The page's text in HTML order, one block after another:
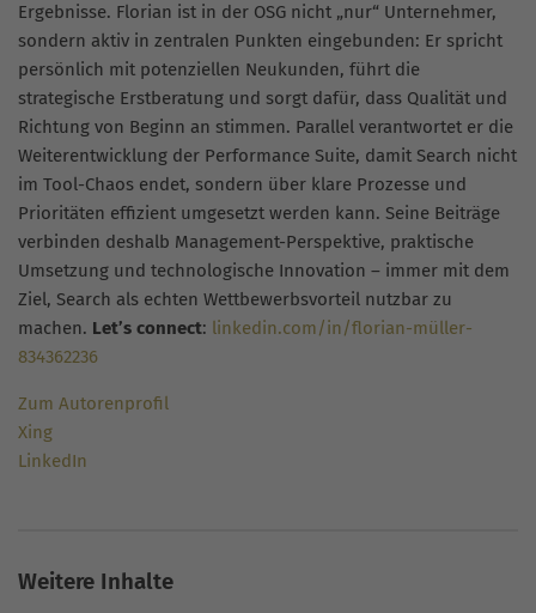
Ergebnisse. Florian ist in der OSG nicht „nur“ Unternehmer,
sondern aktiv in zentralen Punkten eingebunden: Er spricht
persönlich mit potenziellen Neukunden, führt die
strategische Erstberatung und sorgt dafür, dass Qualität und
Richtung von Beginn an stimmen. Parallel verantwortet er die
Weiterentwicklung der Performance Suite, damit Search nicht
im Tool-Chaos endet, sondern über klare Prozesse und
Prioritäten effizient umgesetzt werden kann. Seine Beiträge
verbinden deshalb Management-Perspektive, praktische
Umsetzung und technologische Innovation – immer mit dem
Ziel, Search als echten Wettbewerbsvorteil nutzbar zu
machen. Let’s connect: linkedin.com/in/florian-müller-
834362236
Zum Autorenprofil
Xing
LinkedIn
Weitere Inhalte